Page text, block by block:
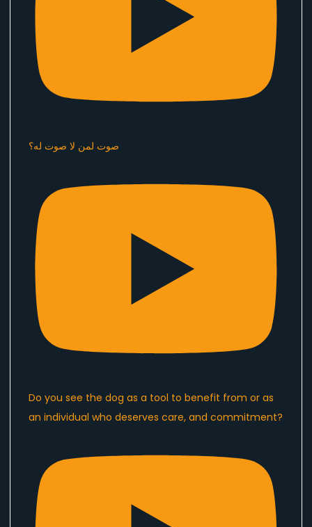
صوت لمن لا صوت له؟
Do you see the dog as a tool to benefit from or as
an individual who deserves care, and commitment?